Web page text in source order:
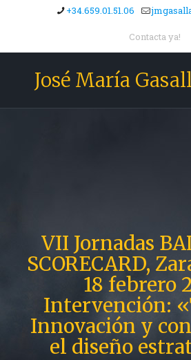
+34.659.01.51.06
Contacta ya!
José María
VII Jornadas
SCORECARD,
18 febrero
Intervención:
Innovación y
el diseño